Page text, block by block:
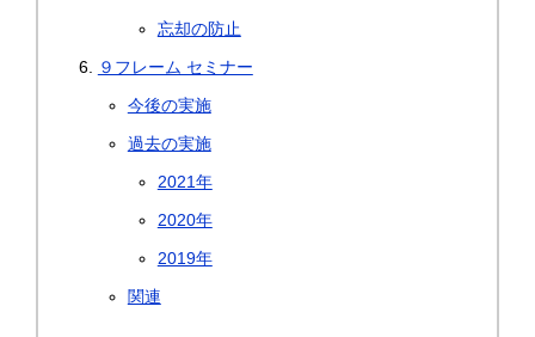
忘却の防止
９フレーム セミナー
今後の実施
過去の実施
2021年
2020年
2019年
関連